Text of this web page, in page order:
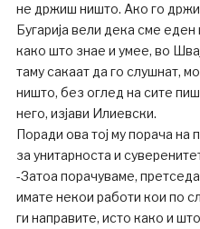
не држиш ништо. Ако го
Бугарија вели дека сме
како што знае и умее, во
таму сакаат да го слушнат,
ништо, без оглед на сите
него, изјави Илиевски.
Поради ова тој му порача на
за унитарноста и
-Затоа порачуваме,
имате некои работи кои по
ги направите, исто како и